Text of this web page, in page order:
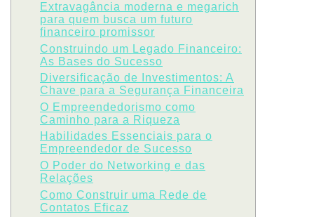
Extravagância moderna e megarich
para quem busca um futuro
financeiro promissor
Construindo um Legado Financeiro:
As Bases do Sucesso
Diversificação de Investimentos: A
Chave para a Segurança Financeira
O Empreendedorismo como
Caminho para a Riqueza
Habilidades Essenciais para o
Empreendedor de Sucesso
O Poder do Networking e das
Relações
Como Construir uma Rede de
Contatos Eficaz